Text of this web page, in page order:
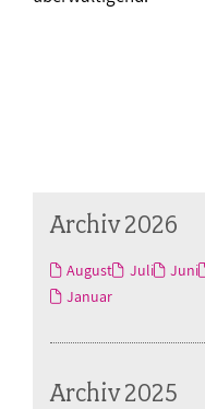
Archiv 2026
August Juli Juni
Januar
Archiv 2025